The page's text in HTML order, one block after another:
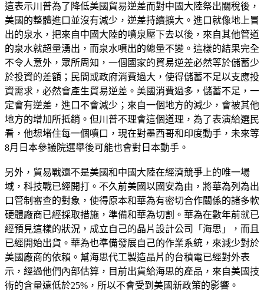
這表示川普為了降低美國貿易逆差而對中國大陸祭出關稅後，
美國的整體進口並沒有減少，逆差持續擴大。進口就像地上冒
出的泉水，把來自中國大陸的噴泉壓下去以後，來自其他管道
的泉水就超量湧出，而泉水噴出的總量不變。這樣的結果完全
不令人意外，眾所周知，一個國家的貿易逆差必然等於儲蓄少
於投資的差額；民間或政府消費過大，使得儲蓄不足以支應投
資需求，必然會產生貿易逆差。美國消費過多，儲蓄不足，一
定會有逆差，進口不會減少；來自一個地方的減少，會被其他
地方的增加所抵銷。但川普不理會這個道理，為了表演給選民
看，他想堵住每一個噴口，現在對墨西哥和印度動手，未來等
8月日本參議院選舉後可能也會對日本動手。
另外，貿易戰還不是美國和中國大陸在經濟競爭上的唯一場
域，科技戰已經開打。不久前美國以國安為由，將華為列為出
口管制審查的對象，使得原本和華為有密切合作關係的諸多軟
硬體廠商已經採取措施，準備和華為切割。華為在數年前就已
經預見這樣的狀況，成立自己的晶片設計公司「海思」，而且
已經開始出貨。華為也準備發展自己的作業系統，來減少對於
美國廠商的依賴。幫海思代工製造晶片的台積電已經對外表
示，經過他們內部估算，目前出貨給海思的產品，來自美國技
術的含量遠低於25%，所以不會受到美國新政策的影響。